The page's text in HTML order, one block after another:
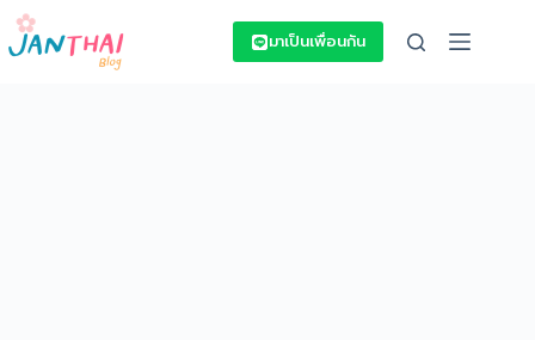
Skip
content
มาเป็นเพื่อนกัน